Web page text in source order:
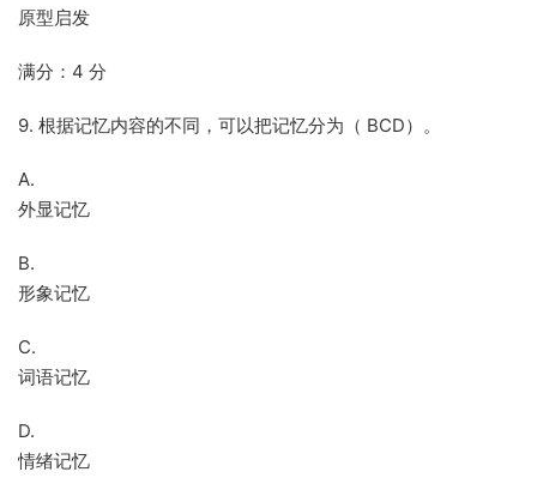
原型启发
满分：4 分
9. 根据记忆内容的不同，可以把记忆分为（ BCD）。
A.
外显记忆
B.
形象记忆
C.
词语记忆
D.
情绪记忆